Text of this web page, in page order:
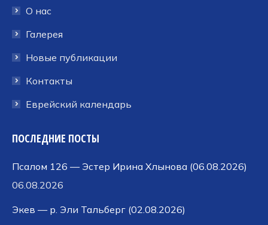
окнеокне
О нас
Галерея
Новые публикации
Контакты
Еврейский календарь
ПОСЛЕДНИЕ ПОСТЫ
Псалом 126 — Эстер Ирина Хлынова (06.08.2026)
06.08.2026
Экев — р. Эли Тальберг (02.08.2026)